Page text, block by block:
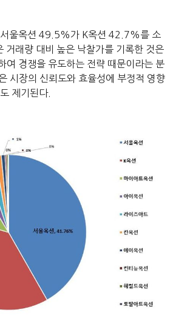
서울옥션 49.5%가 K옥션 42.7%를 소
거래량 대비 높은 낙찰가를 기록한 것은
여 경쟁을 유도하는 전략 때문이라는 분
시장의 신뢰도와 효율성에 부정적 영향
제기된다.